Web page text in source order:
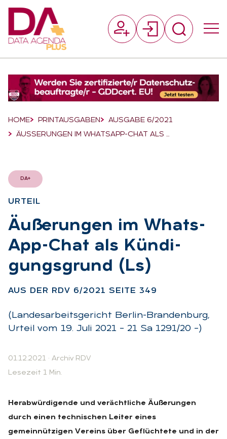
Breadcrumb-Navigation
HOME PRINTAUSGABEN
AUSGABE 6/2021
ÄUSSERUNGEN IM WHATSAPP-CHAT ALS …
DA+
UR­TEIL
:
Äu­ße­run­gen im Whats­
App-Chat als Kün­di­
gungs­grund (Ls)
AUS DER RDV 6/2021 SEI­TE 349
(Landesarbeitsgericht Berlin-Brandenburg,
Urteil vom 19. Juli 2021 – 21 Sa 1291/20 –)
01.12.2021 · Archiv RDV
Lesezeit 1 Min.
Herabwürdigende und verächtliche Äußerungen
durch einen technischen Leiter eines
gemeinnützigen Vereins über Geflüchtete und in der